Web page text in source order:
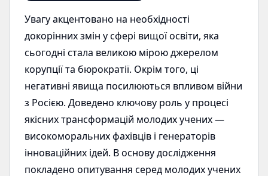
Увагу акцентовано на необхідності
докорінних змін у сфері вищої освіти, яка
сьогодні стала великою мірою джерелом
корупції та бюрократії. Окрім того, ці
негативні явища посилюються впливом війни
з Росією. Доведено ключову роль у процесі
якісних трансформацій молодих учених —
високоморальних фахівців і генераторів
інноваційних ідей. В основу дослідження
покладено опитування серед молодих учених